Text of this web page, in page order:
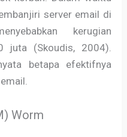
server email di
kerugian
juta (Skoudis, 2004).
betapa efektifnya
Worm